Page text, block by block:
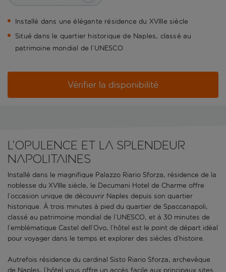
Installé dans une élégante résidence du XVIIIe siècle
Situé dans le quartier historique de Naples, classé au
patrimoine mondial de l’UNESCO
Vérifier la disponibilité
L’opulence et la splendeur
napolitaines
Installé dans le magnifique Palazzo Riario Sforza, résidence de la
noblesse du XVIIIe siècle, le Decumani Hotel de Charme offre
l’occasion unique de découvrir Naples depuis son quartier
historique. À trois minutes à pied du quartier de Spaccanapoli,
classé au patrimoine mondial de l’UNESCO, et à 30 minutes de
l’emblématique Castel dell’Ovo, l’hôtel est le point de départ idéal
pour voyager dans le temps et explorer des siècles d’histoire.
Autrefois résidence du cardinal Sisto Riario Sforza, archevêque